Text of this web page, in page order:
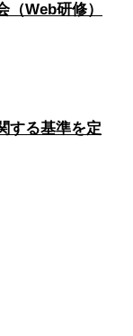
Web研修）
する基準を定